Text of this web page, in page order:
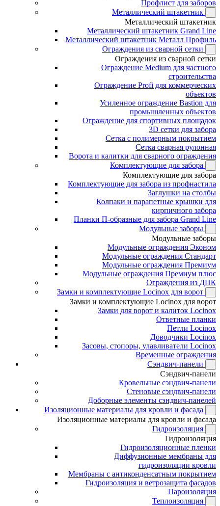
Профлист для заборов
Металлический штакетник
Металлический штакетник
Металлический штакетник Grand Line
Металлический штакетник Металл Профиль
Ограждения из сварной сетки
Ограждения из сварной сетки
Ограждение Medium для частного
строительства
Ограждение Profi для коммерческих
объектов
Усиленное ограждение Bastion для
промышленных объектов
Ограждение для спортивных площадок
3D сетки для забора
Сетка с полимерным покрытием
Сетка сварная рулонная
Ворота и калитки для сварного ограждения
Комплектующие для забора
Комплектующие для забора
Комплектующие для забора из профнастила
Заглушки на столбы
Колпаки и парапетные крышки для
кирпичного забора
Планки П-образные для забора Grand Line
Модульные заборы
Модульные заборы
Модульные ограждения Эконом
Модульные ограждения Стандарт
Модульные ограждения Премиум
Модульные ограждения Премиум плюс
Ограждения из ДПК
Замки и комплектующие Locinox для ворот
Замки и комплектующие Locinox для ворот
Замки для ворот и калиток Locinox
Ответные планки
Петли Locinox
Доводчики Locinox
Засовы, стопоры, улавливатели Locinox
Временные ограждения
Сэндвич-панели
Сэндвич-панели
Кровельные сэндвич-панели
Стеновые сэндвич-панели
Доборные элементы сэндвич-панелей
Изоляционные материалы для кровли и фасада
Изоляционные материалы для кровли и фасада
Гидроизоляция
Гидроизоляция
Гидроизоляционные пленки
Диффузионные мембраны для
гидроизоляции кровли
Мембраны с антиконденсатным покрытием
Гидроизоляция и ветрозащита фасадов
Пароизоляция
Теплоизоляция